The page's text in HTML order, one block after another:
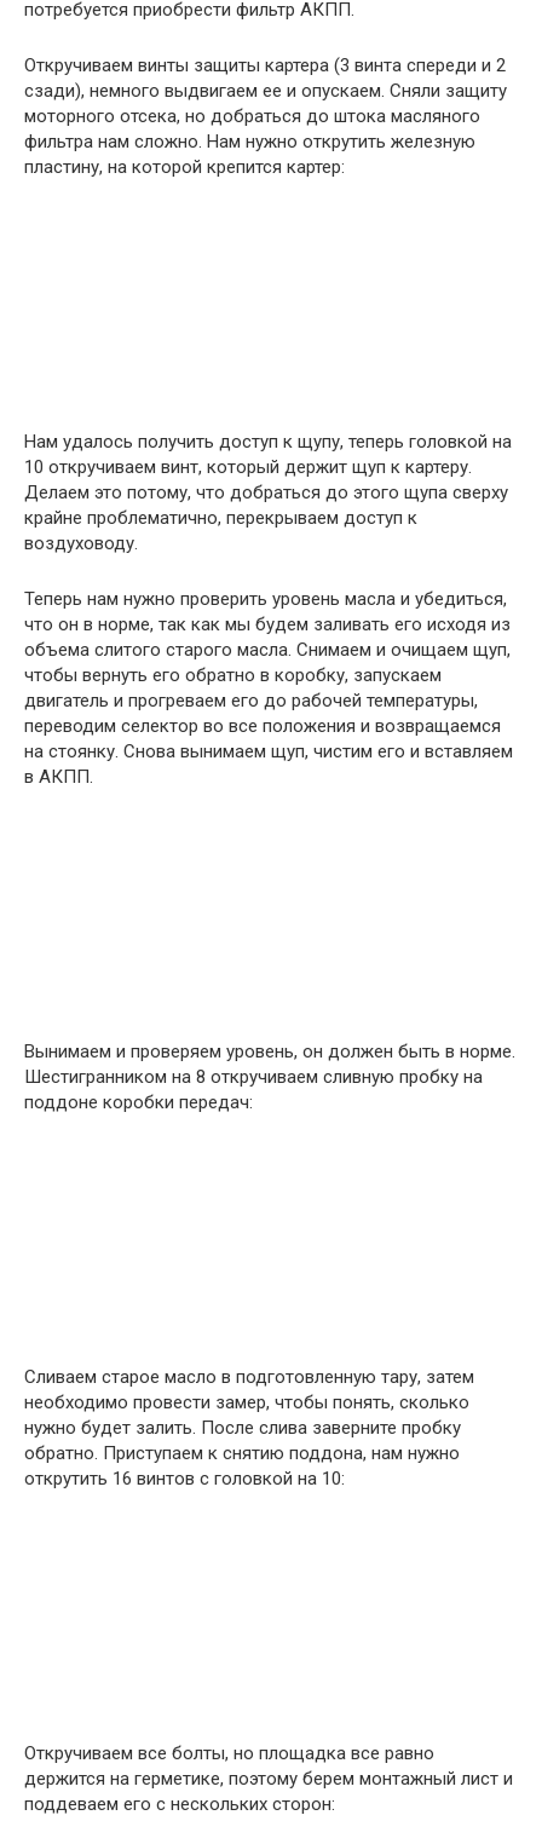
потребуется приобрести фильтр АКПП.
Откручиваем винты защиты картера (3 винта спереди и 2
сзади), немного выдвигаем ее и опускаем. Сняли защиту
моторного отсека, но добраться до штока масляного
фильтра нам сложно. Нам нужно открутить железную
пластину, на которой крепится картер:
Нам удалось получить доступ к щупу, теперь головкой на
10 откручиваем винт, который держит щуп к картеру.
Делаем это потому, что добраться до этого щупа сверху
крайне проблематично, перекрываем доступ к
воздуховоду.
Теперь нам нужно проверить уровень масла и убедиться,
что он в норме, так как мы будем заливать его исходя из
объема слитого старого масла. Снимаем и очищаем щуп,
чтобы вернуть его обратно в коробку, запускаем
двигатель и прогреваем его до рабочей температуры,
переводим селектор во все положения и возвращаемся
на стоянку. Снова вынимаем щуп, чистим его и вставляем
в АКПП.
Вынимаем и проверяем уровень, он должен быть в норме.
Шестигранником на 8 откручиваем сливную пробку на
поддоне коробки передач:
Сливаем старое масло в подготовленную тару, затем
необходимо провести замер, чтобы понять, сколько
нужно будет залить. После слива заверните пробку
обратно. Приступаем к снятию поддона, нам нужно
открутить 16 винтов с головкой на 10:
Откручиваем все болты, но площадка все равно
держится на герметике, поэтому берем монтажный лист и
поддеваем его с нескольких сторон: